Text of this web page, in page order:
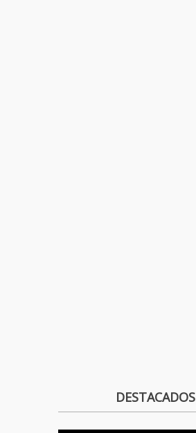
DESTACADOS